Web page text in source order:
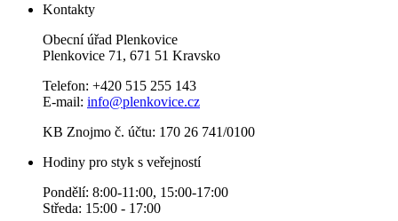
Kontakty
Obecní úřad Plenkovice
Plenkovice 71, 671 51 Kravsko
Telefon: +420 515 255 143
E-mail: info@plenkovice.cz
KB Znojmo č. účtu: 170 26 741/0100
Hodiny pro styk s veřejností
Pondělí: 8:00-11:00, 15:00-17:00
Středa: 15:00 - 17:00